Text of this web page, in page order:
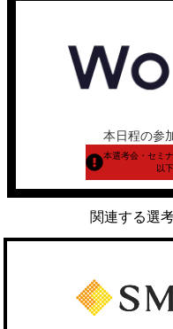
本日程の参
本選考会・セミ
以
関連する選